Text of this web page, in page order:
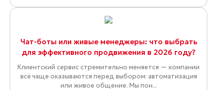
Чат-боты или живые менеджеры: что выбрать
для эффективного продвижения в 2026 году?
Клиентский сервис стремительно меняется — компании
всё чаще оказываются перед выбором: автоматизация
или живое общение. Мы пон...